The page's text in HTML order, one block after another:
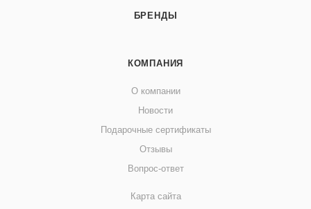
БРЕНДЫ
КОМПАНИЯ
О компании
Новости
Подарочные сертификаты
Отзывы
Вопрос-ответ
Карта сайта